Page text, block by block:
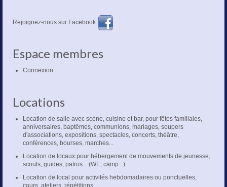
Rejoignez-nous sur Facebook
Espace membres
Connexion
Locations
Location de salle avec scène, cuisine et bar, pour fêtes familiales,
anniversaires, baptêmes, communions, mariages, soupers
d'associations, expositions, spectacles, concerts, théâtre,
conférences, bourses, marches...
Location de locaux pour hébergement de mouvements de jeunesse,
scouts, guides, patros... (WE, camp...)
Location de local pour activités hebdomadaires ou ponctuelles,
cours, ateliers, répétitions...